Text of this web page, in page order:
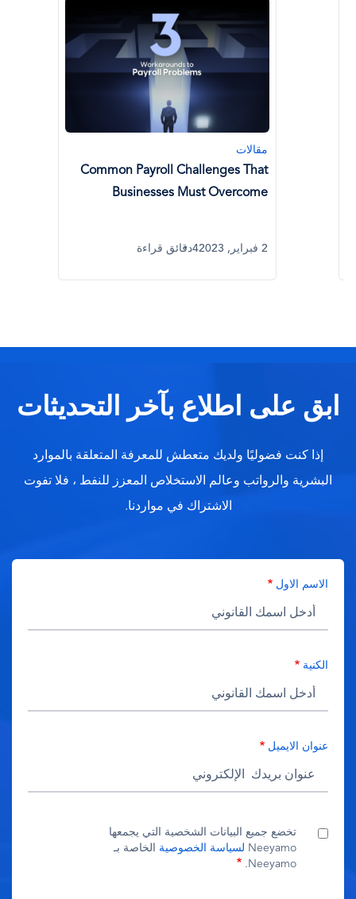
مقالات
Common Payroll Challenges That
Businesses Must Overcome
2 فبراير, 2023 4دقائق قراءة
ابق على اطلاع بآخر التحديثات
إذا كنت فضوليًا ولديك متعطش للمعرفة المتعلقة بالموارد
البشرية والرواتب وعالم الاستخلاص المعزز للنفط ، فلا تفوت
الاشتراك في مواردنا.
الاسم الاول
الكنية
عنوان الايميل
تخضع جميع البيانات الشخصية التي يجمعها
Neeyamo لسياسة الخصوصية
الخاصة بـ
Neeyamo.